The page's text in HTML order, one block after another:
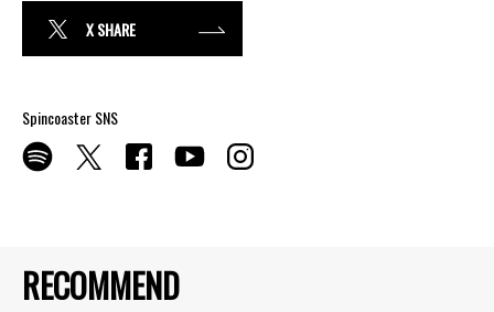
RECOMMEND
X SHARE
Spincoaster SNS